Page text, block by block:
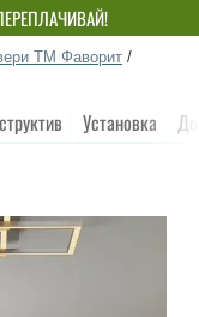
ТМ Фаворит /
Установка